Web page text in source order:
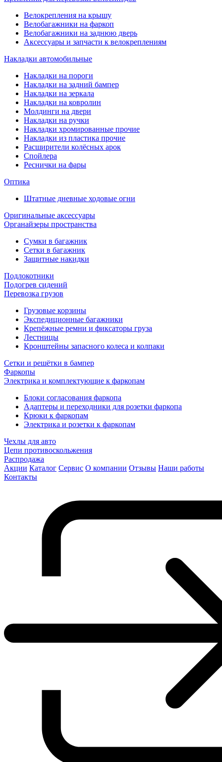
Велокрепления на крышу
Велобагажники на фаркоп
Велобагажники на заднюю дверь
Аксессуары и запчасти к велокреплениям
Накладки автомобильные
Накладки на пороги
Накладки на задний бампер
Накладки на зеркала
Накладки на ковролин
Молдинги на двери
Накладки на ручки
Накладки хромированные прочие
Накладки из пластика прочие
Расширители колёсных арок
Спойлера
Реснички на фары
Оптика
Штатные дневные ходовые огни
Оригинальные аксессуары
Органайзеры пространства
Сумки в багажник
Сетки в багажник
Защитные накидки
Подлокотники
Подогрев сидений
Перевозка грузов
Грузовые корзины
Экспедиционные багажники
Крепёжные ремни и фиксаторы груза
Лестницы
Кронштейны запасного колеса и колпаки
Сетки и решётки в бампер
Фаркопы
Электрика и комплектующие к фаркопам
Блоки согласования фаркопа
Адаптеры и переходники для розетки фаркопа
Крюки к фаркопам
Электрика и розетки к фаркопам
Чехлы для авто
Цепи противоскольжения
Распродажа
Акции Каталог Сервис О компании Отзывы Наши работы
Контакты